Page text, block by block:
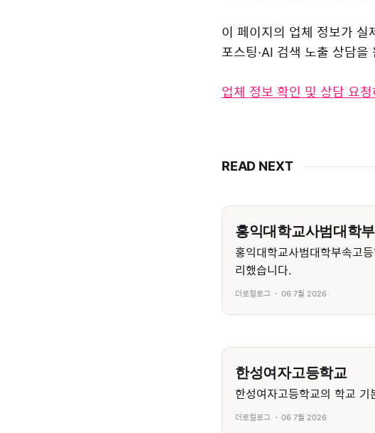
이 페이지의 업체 정보가 실
포스팅·AI 검색 노출 상담
업체 정보 확인 및 상담 요청
READ NEXT
홍익대학교사범대학
홍익대학교사범대학부속고
리했습니다.
더로컬로그 06 7월 2026
한성여자고등학교
한성여자고등학교의 학교 기
더로컬로그 06 7월 2026